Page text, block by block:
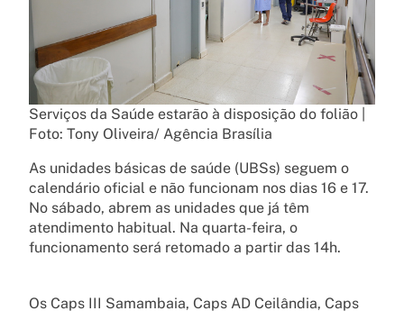
Serviços da Saúde estarão à disposição do folião |
Foto: Tony Oliveira/ Agência Brasília
As unidades básicas de saúde (UBSs) seguem o
calendário oficial e não funcionam nos dias 16 e 17.
No sábado, abrem as unidades que já têm
atendimento habitual. Na quarta-feira, o
funcionamento será retomado a partir das 14h.
Os Caps III Samambaia, Caps AD Ceilândia, Caps